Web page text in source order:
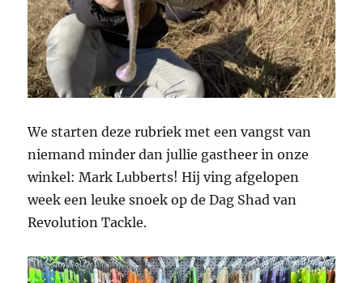
We starten deze rubriek met een vangst van
niemand minder dan jullie gastheer in onze
winkel: Mark Lubberts! Hij ving afgelopen
week een leuke snoek op de Dag Shad van
Revolution Tackle.